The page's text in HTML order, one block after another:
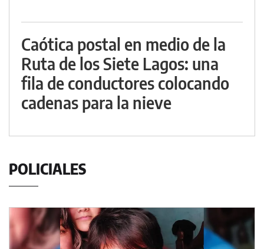
Caótica postal en medio de la
Ruta de los Siete Lagos: una
fila de conductores colocando
cadenas para la nieve
POLICIALES